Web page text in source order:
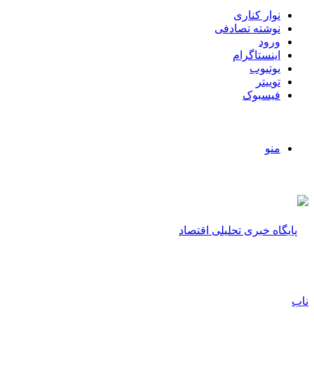
نوار کناری
نوشته تصادفی
ورود
اینستاگرام
یوتیوب
توییتر
فیسبوک
منو